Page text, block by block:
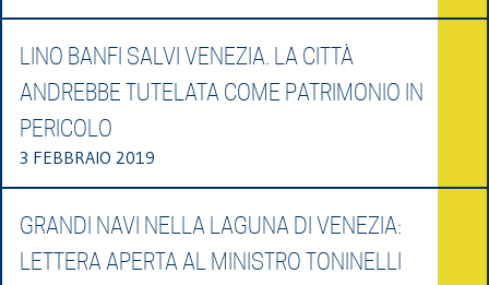
LINO BANFI SALVI VENEZIA. LA CITTÀ
ANDREBBE TUTELATA COME PATRIMONIO IN
PERICOLO
3 FEBBRAIO 2019
GRANDI NAVI NELLA LAGUNA DI VENEZIA:
LETTERA APERTA AL MINISTRO TONINELLI